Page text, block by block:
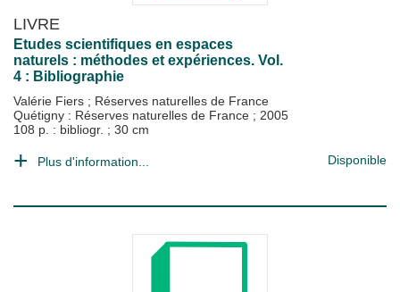
LIVRE
Etudes scientifiques en espaces
naturels : méthodes et expériences. Vol.
4 : Bibliographie
Valérie Fiers ; Réserves naturelles de France
Quétigny : Réserves naturelles de France ; 2005
108 p. : bibliogr. ; 30 cm
Plus d'information... Disponible